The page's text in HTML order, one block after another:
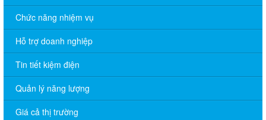
Chức năng nhiệm vụ
Hỗ trợ doanh nghiệp
Tin tiết kiệm điện
Quản lý năng lượng
Giá cả thị trường